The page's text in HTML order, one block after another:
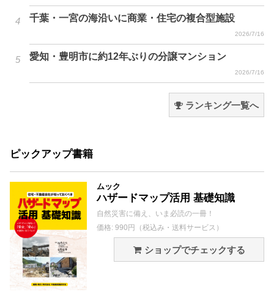
千葉・一宮の海沿いに商業・住宅の複合型施設
2026/7/16
愛知・豊明市に約12年ぶりの分譲マンション
2026/7/16
ランキング一覧へ
ピックアップ書籍
ムック
ハザードマップ活用 基礎知識
自然災害に備え、いま必読の一冊！
価格: 990円（税込み・送料サービス）
ショップでチェックする